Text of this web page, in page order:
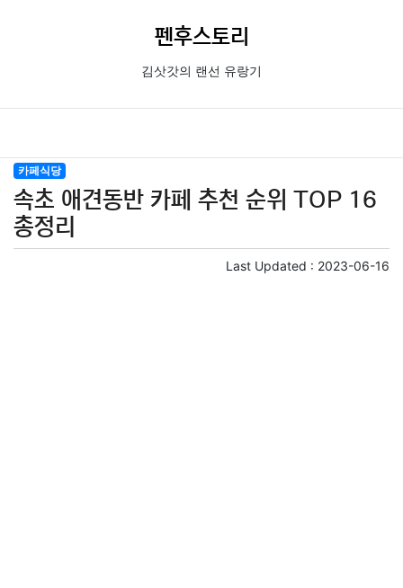
펜후스토리
김삿갓의 랜선 유랑기
카페식당
속초 애견동반 카페 추천 순위 TOP 16
총정리
Last Updated : 2023-06-16